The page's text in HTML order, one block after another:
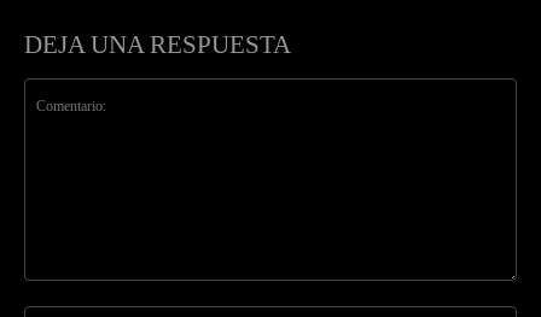
DEJA UNA RESPUESTA